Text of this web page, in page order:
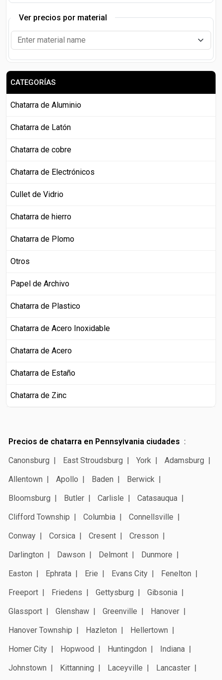
Ver precios por material
CATEGORÍAS
Chatarra de Aluminio
Chatarra de Latón
Chatarra de cobre
Chatarra de Electrónicos
Cullet de Vidrio
Chatarra de hierro
Chatarra de Plomo
Otros
Papel de Archivo
Chatarra de Plastico
Chatarra de Acero Inoxidable
Chatarra de Acero
Chatarra de Estaño
Chatarra de Zinc
Precios de chatarra en Pennsylvania ciudades
Canonsburg
East Stroudsburg York
Adamsburg
Allentown
Apollo Baden
Berwick
Bloomsburg
Butler Carlisle
Catasauqua
Clifford Township
Columbia
Connellsville
Conway
Corsica Cresent
Cresson
Darlington
Dawson Delmont
Dunmore
Easton
Ephrata Erie Evans City
Fenelton
Freeport
Friedens Gettysburg
Gibsonia
Glassport
Glenshaw Greenville
Hanover
Hanover Township
Hazleton
Hellertown
Homer City
Hopwood Huntingdon
Indiana
Johnstown
Kittanning Laceyville
Lancaster